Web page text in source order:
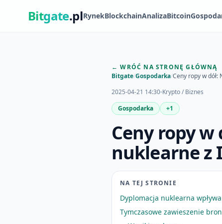
Bitgate.plRynekBlockchainAnalizaBitcoin
← WRÓĆ NA STRONĘ GŁÓWNĄ
Bitgate/Gospodarka/Ceny ropy w
2025-04-21 14:30 Krypto / Biznes
Gospodarka
+1
Ceny ropy
nuklearne z
NA TEJ STRONIE
Dyplomacja nuklearna
Tymczasowe zawieszenie